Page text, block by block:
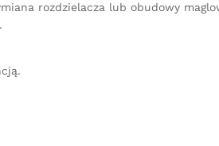
rozdzielacza lub obudowy